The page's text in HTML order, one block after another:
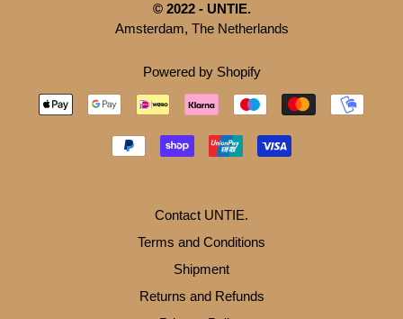
© 2022 - UNTIE.
Amsterdam, The Netherlands
Powered by Shopify
Contact UNTIE.
Terms and Conditions
Shipment
Returns and Refunds